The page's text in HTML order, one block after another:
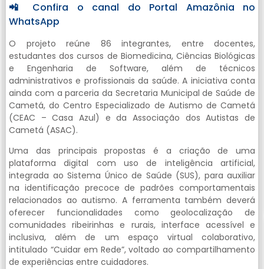
📲 Confira o canal do Portal Amazônia no
WhatsApp
O projeto reúne 86 integrantes, entre docentes,
estudantes dos cursos de Biomedicina, Ciências Biológicas
e Engenharia de Software, além de técnicos
administrativos e profissionais da saúde. A iniciativa conta
ainda com a parceria da Secretaria Municipal de Saúde de
Cametá, do Centro Especializado de Autismo de Cametá
(CEAC – Casa Azul) e da Associação dos Autistas de
Cametá (ASAC).
Uma das principais propostas é a criação de uma
plataforma digital com uso de inteligência artificial,
integrada ao Sistema Único de Saúde (SUS), para auxiliar
na identificação precoce de padrões comportamentais
relacionados ao autismo. A ferramenta também deverá
oferecer funcionalidades como geolocalização de
comunidades ribeirinhas e rurais, interface acessível e
inclusiva, além de um espaço virtual colaborativo,
intitulado “Cuidar em Rede”, voltado ao compartilhamento
de experiências entre cuidadores.